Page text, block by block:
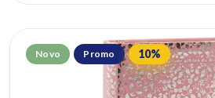
Novo Promo 10%